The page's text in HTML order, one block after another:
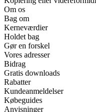
Om os
Bag om
Kerneværdier
Holdet bag
Gør en forskel
Vores adresser
Bidrag
Gratis downloads
Rabatter
Kundeanmeldelser
Købeguides
Anvisninger